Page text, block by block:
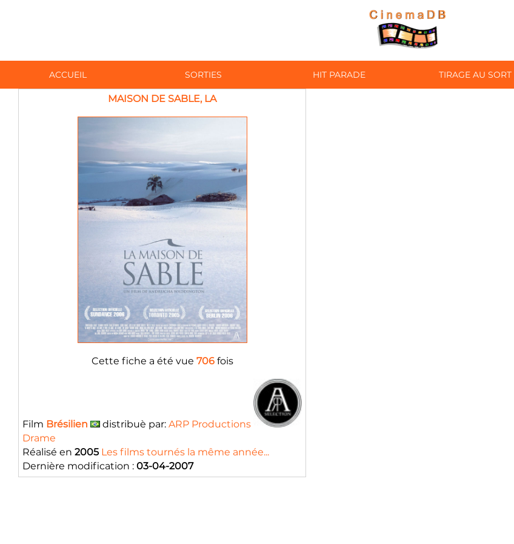
ACCUEIL SORTIES HIT PARADE TIRAGE AU SORT
MAISON DE SABLE, LA
Cette fiche a été vue 706fois
Film Brésilien distribuè par: ARP Productions
Drame
Réalisé en 2005 Les films tournés la même année...
Dernière modification : 03-04-2007